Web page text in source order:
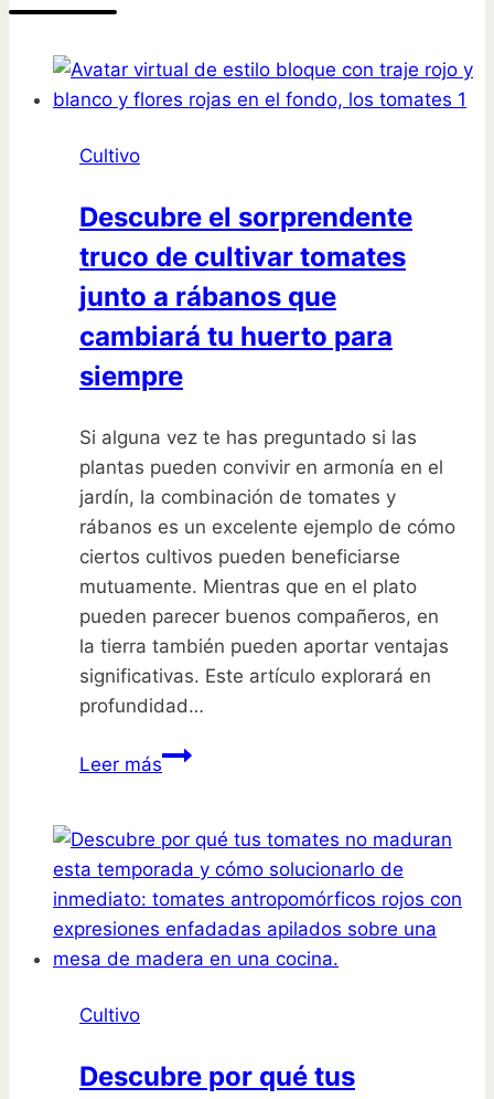
Cultivo
Descubre el sorprendente
truco de cultivar tomates
junto a rábanos que
cambiará tu huerto para
siempre
Si alguna vez te has preguntado si las
plantas pueden convivir en armonía en el
jardín, la combinación de tomates y
rábanos es un excelente ejemplo de cómo
ciertos cultivos pueden beneficiarse
mutuamente. Mientras que en el plato
pueden parecer buenos compañeros, en
la tierra también pueden aportar ventajas
significativas. Este artículo explorará en
profundidad…
Leer másDescubre
truco
de
cultivar
tomates
junto
cambiará
Cultivo
Descubre por qué tus